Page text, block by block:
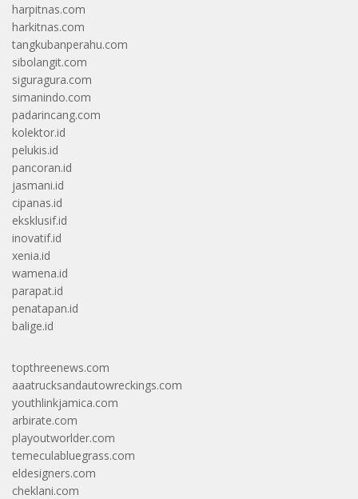
harpitnas.com
harkitnas.com
tangkubanperahu.com
sibolangit.com
siguragura.com
simanindo.com
padarincang.com
kolektor.id
pelukis.id
pancoran.id
jasmani.id
cipanas.id
eksklusif.id
inovatif.id
xenia.id
wamena.id
parapat.id
penatapan.id
balige.id
topthreenews.com
aaatrucksandautowreckings.com
youthlinkjamica.com
arbirate.com
playoutworlder.com
temeculabluegrass.com
eldesigners.com
cheklani.com